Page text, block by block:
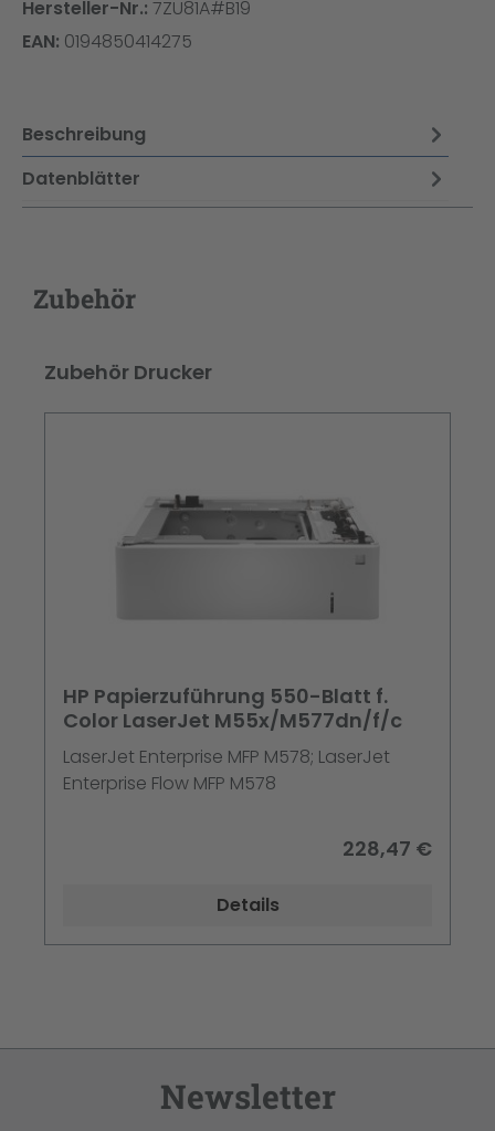
Hersteller-Nr.: 7ZU81A#B19
EAN: 0194850414275
Beschreibung
Datenblätter
Zubehör
Produktgalerie überspringen
Zubehör Drucker
HP Papierzuführung 550-Blatt f.
Color LaserJet M55x/M577dn/f/c
LaserJet Enterprise MFP M578; LaserJet
Enterprise Flow MFP M578
228,47 €
Details
Newsletter